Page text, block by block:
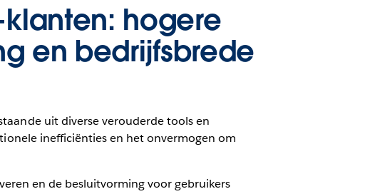
hogere
en bedrijfsbrede
uit diverse verouderde tools en
inefficiënties en het onvermogen om
en de besluitvorming voor gebruikers